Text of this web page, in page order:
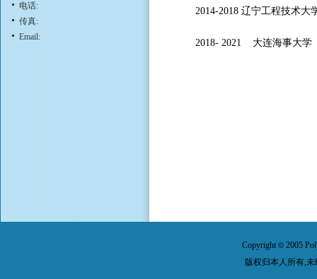
电话:
传真:
Email:
2014-2018 辽宁工程技术大
2018- 2021 大连海事大学
Copyright© 2005
版权归本人所有,